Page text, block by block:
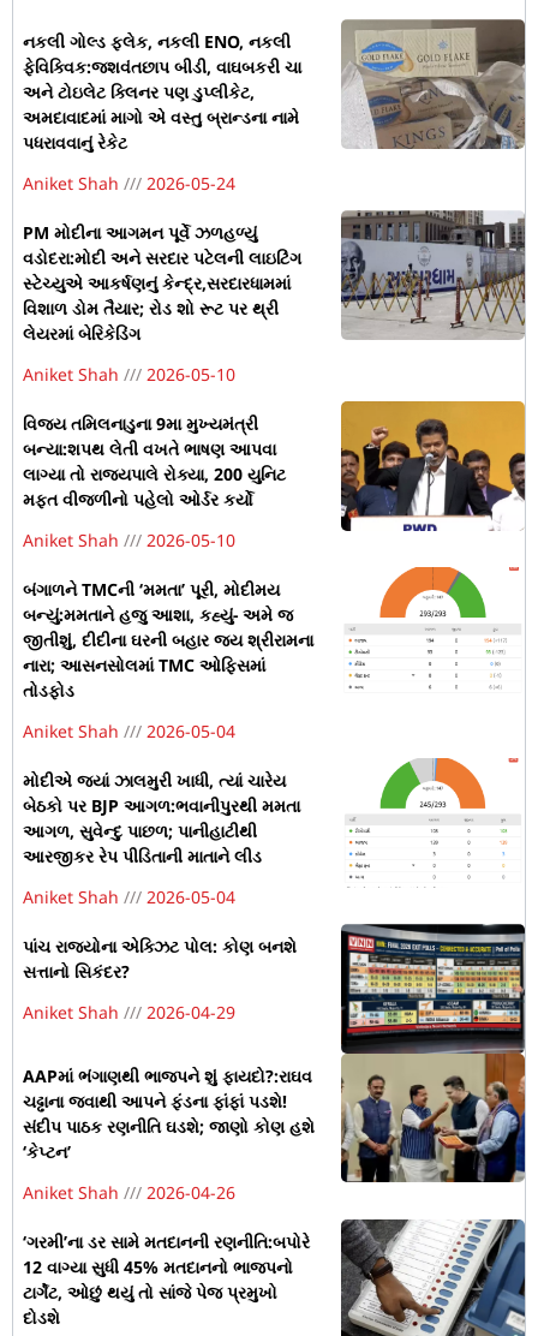
નકલી ગોલ્ડ ફ્લેક, નકલી ENO, નકલી
ફેવિક્વિક:જશવંતછાપ બીડી, વાઘબકરી ચા
અને ટોઇલેટ ક્લિનર પણ ડુપ્લીકેટ,
અમદાવાદમાં માગો એ વસ્તુ બ્રાન્ડના નામે
પધરાવવાનું રેકેટ
Aniket Shah
2026-05-24
PM મોદીના આગમન પૂર્વે ઝળહળ્યું
વડોદરા:મોદી અને સરદાર પટેલની લાઇટિંગ
સ્ટેચ્યુએ આકર્ષણનું કેન્દ્ર,સરદારધામમાં
વિશાળ ડોમ તૈયાર; રોડ શો રૂટ પર થ્રી
લેયરમાં બેરિકેડિંગ
Aniket Shah
2026-05-10
વિજય તમિલનાડુના 9મા મુખ્યમંત્રી
બન્યા:શપથ લેતી વખતે ભાષણ આપવા
લાગ્યા તો રાજ્યપાલે રોક્યા, 200 યુનિટ
મફત વીજળીનો પહેલો ઓર્ડર કર્યો
Aniket Shah
2026-05-10
બંગાળને TMCની ‘મમતા’ પૂરી, મોદીમય
બન્યું:મમતાને હજુ આશા, કહ્યું- અમે જ
જીતીશું, દીદીના ઘરની બહાર જય શ્રીરામના
નારા; આસનસોલમાં TMC ઓફિસમાં
તોડફોડ
Aniket Shah
2026-05-04
મોદીએ જ્યાં ઝાલમુરી ખાધી, ત્યાં ચારેય
બેઠકો પર BJP આગળ:ભવાનીપુરથી મમતા
આગળ, સુવેન્દુ પાછળ; પાનીહાટીથી
આરજીકર રેપ પીડિતાની માતાને લીડ
Aniket Shah
2026-05-04
પાંચ રાજ્યોના એક્ઝિટ પોલ: કોણ બનશે
સત્તાનો સિકંદર?
Aniket Shah
2026-04-29
AAPમાં ભંગાણથી ભાજપને શું ફાયદો?:રાઘવ
ચઢ્ઢાના જવાથી આપને ફંડના ફાંફાં પડશે!
સંદીપ પાઠક રણનીતિ ઘડશે; જાણો કોણ હશે
‘કેપ્ટન’
Aniket Shah
2026-04-26
‘ગરમી’ના ડર સામે મતદાનની રણનીતિ:બપોરે
12 વાગ્યા સુધી 45% મતદાનનો ભાજપનો
ટાર્ગેટ, ઓછું થયું તો સાંજે પેજ પ્રમુખો
દોડશે